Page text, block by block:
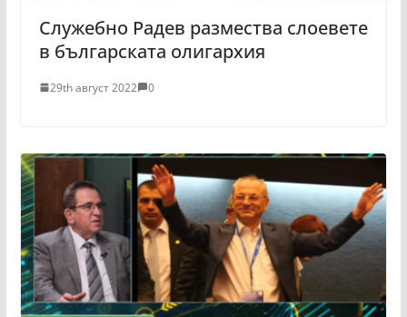
Служебно Радев размества слоевете
в българската олигархия
29th август 2022 0